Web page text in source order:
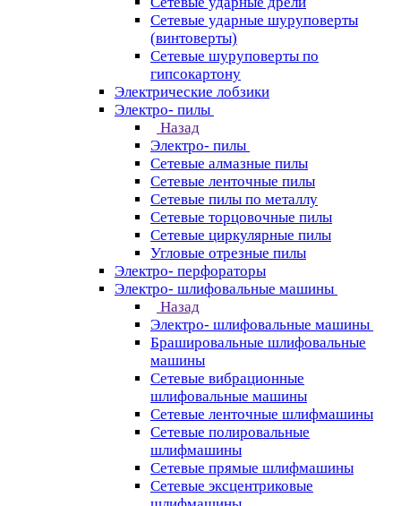
Сетевые ударные шуруповерты
(винтоверты)
Сетевые шуруповерты по
гипсокартону
Электрические лобзики
Электро- пилы
Назад
Электро- пилы
Сетевые алмазные пилы
Сетевые ленточные пилы
Сетевые пилы по металлу
Сетевые торцовочные пилы
Сетевые циркулярные пилы
Угловые отрезные пилы
Электро- перфораторы
Электро- шлифовальные машины
Назад
Электро- шлифовальные машины
Брашировальные шлифовальные
машины
Сетевые вибрационные
шлифовальные машины
Сетевые ленточные шлифмашины
Сетевые полировальные
шлифмашины
Сетевые прямые шлифмашины
Сетевые эксцентриковые